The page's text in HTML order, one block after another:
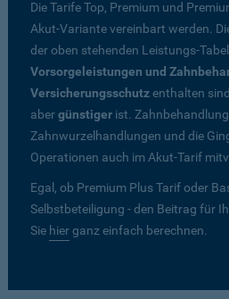
Die Tarife Top, Premium und
Akut-Variante vereinbart werden.
der oben stehenden Leistungs-
Vorsorgeleistungen und
Versicherungsschutzenthalten
abergünstiger ist.
Zahnwurzelhandlungen und die
Operationen auch im Akut-Tarif
Egal, ob Premium Plus Tarif oder
Selbstbeteiligung - den Beitrag für
Sie hierganz einfach berechnen.